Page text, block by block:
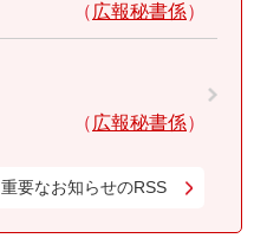
広報秘書係
広報秘書係
重要なお知らせのRSS